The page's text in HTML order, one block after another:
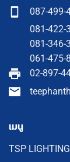
087-499-
081-422-
081-346-
061-475-
02-897-
เมนู
TSP